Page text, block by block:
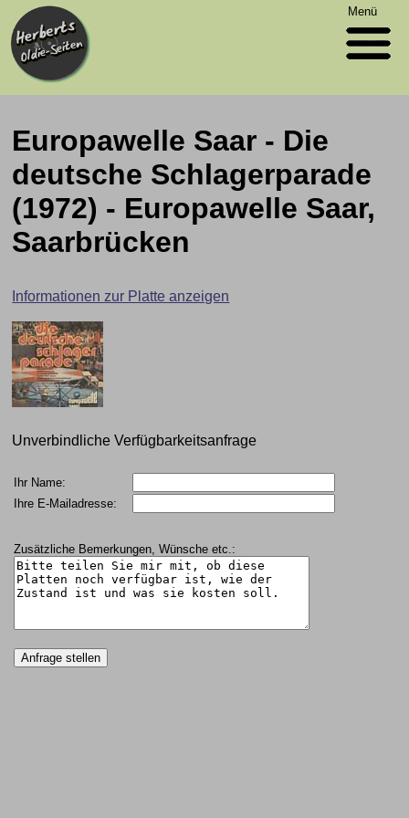
Menü
Europawelle Saar - Die
deutsche Schlagerparade
(1972) - Europawelle Saar,
Saarbrücken
Informationen zur Platte anzeigen
Unverbindliche Verfügbarkeitsanfrage
Ihr Name:
Ihre E-Mailadresse:
Zusätzliche Bemerkungen, Wünsche etc.: